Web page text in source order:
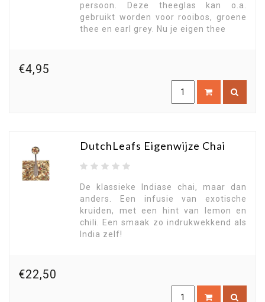
persoon. Deze theeglas kan o.a.
gebruikt worden voor rooibos, groene
thee en earl grey. Nu je eigen thee
€4,95
DutchLeafs Eigenwijze Chai
De klassieke Indiase chai, maar dan
anders. Een infusie van exotische
kruiden, met een hint van lemon en
chili. Een smaak zo indrukwekkend als
India zelf!
€22,50